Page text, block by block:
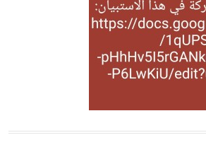
إفراز حيواني يتكون في البحر ويتركب
وهو أحمر أو شديد الحمرة وهو
بكبر الحجم ويسمى الش
كلمة فرنسية اللفظ تم اعتمادها مصطلحاً